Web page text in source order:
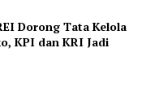
Dorong Tata Kelola
KPI dan KRI Jadi